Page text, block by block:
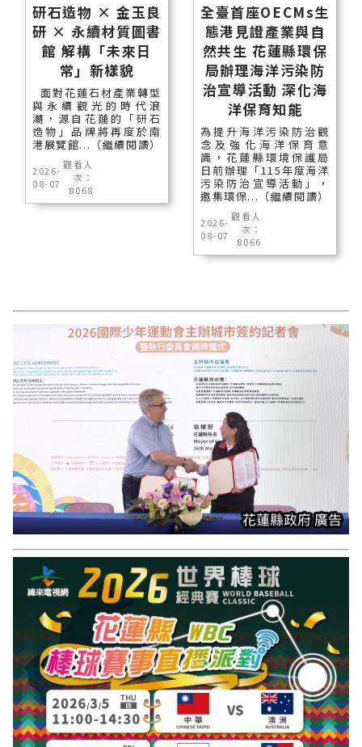
研石造物 × 金玉良
研 × 永續材質圖書
館 解構「未來日
常」新樣貌
面對花蓮石材產業轉型
與永續觀光的時代浪
潮，源自花蓮的「研石
造物」品牌將再度於南
港展覽館...（繼續閱讀）
2026-
08-07
觀看人
次：
8068
全臺首座OECMs生
態港見證產業與自
然共生 花蓮縣環保
局辦理海洋污染防
治宣導活動 深化海
洋保育知能
為提升海洋污染防治觀
念及強化海洋保育意
識，花蓮縣環境保護局
日前辦理「115年度海洋
污染防治宣導活動」，
邀集環保...（繼續閱讀）
2026-
08-07
觀看人
次：
8066